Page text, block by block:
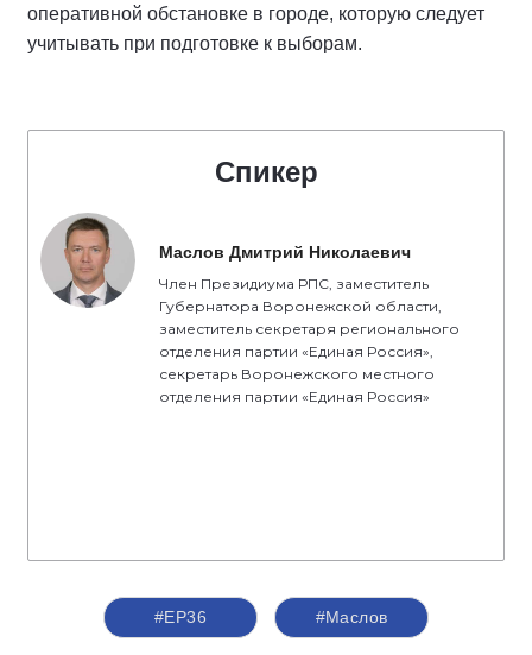
оперативной обстановке в городе, которую следует
учитывать при подготовке к выборам.
Спикер
Маслов Дмитрий Николаевич
Член Президиума РПС, заместитель
Губернатора Воронежской области,
заместитель секретаря регионального
отделения партии «Единая Россия»,
секретарь Воронежского местного
отделения партии «Единая Россия»
#ЕР36 #Маслов